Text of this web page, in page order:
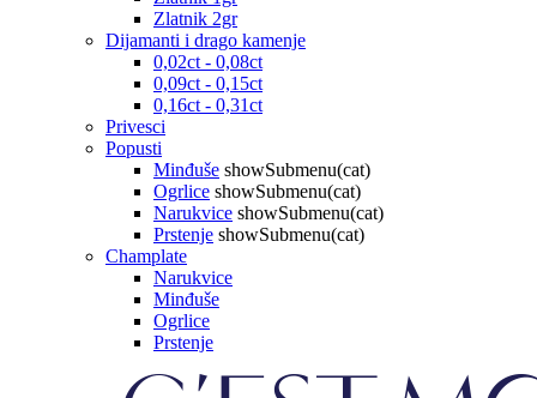
Zlatnik 2gr
Dijamanti i drago kamenje
0,02ct - 0,08ct
0,09ct - 0,15ct
0,16ct - 0,31ct
Privesci
Popusti
Minđuše showSubmenu(cat)
Ogrlice showSubmenu(cat)
Narukvice showSubmenu(cat)
Prstenje showSubmenu(cat)
Champlate
Narukvice
Minđuše
Ogrlice
Prstenje